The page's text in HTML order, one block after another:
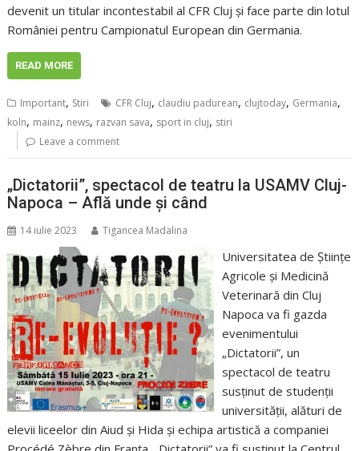
devenit un titular incontestabil al CFR Cluj și face parte din lotul
României pentru Campionatul European din Germania.
READ MORE
Important, Stiri CFR Cluj, claudiu padurean, clujtoday, Germania,
koln, mainz, news, razvan sava, sport in cluj, stiri
Leave a comment
„Dictatorii”, spectacol de teatru la USAMV Cluj-
Napoca – Află unde și când
14 iulie 2023 Tigancea Madalina
Universitatea de Științe
Agricole și Medicină
Veterinară din Cluj
Napoca va fi gazda
evenimentului
„Dictatorii”, un
spectacol de teatru
susținut de studenții
universității, alături de
elevii liceelor din Aiud și Hida și echipa artistică a companiei